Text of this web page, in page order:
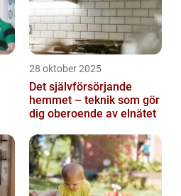
28 oktober 2025
Det självförsörjande
hemmet – teknik som gör
dig oberoende av elnätet